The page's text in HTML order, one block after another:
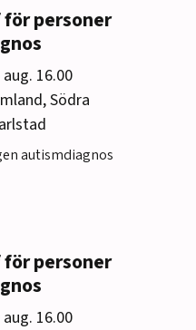
personer
aug. 16.00
Södra
autismdiagnos
personer
aug. 16.00